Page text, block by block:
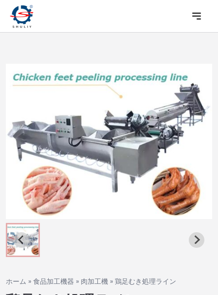
ホーム » 食品加工機器 » 肉加工機 » 鶏足むき処理ライン